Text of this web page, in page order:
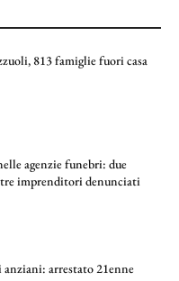
813 famiglie fuori casa
agenzie funebri: due
imprenditori denunciati
anziani: arrestato 21enne